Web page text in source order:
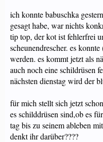
ich konnte babuschka
gesagt habe, war nichts
tip top, der kot ist fehlerfrei
scheunendrescher. es
werden. es kommt jetzt als
auch noch eine schildrüsen
nächsten dienstag wird der
für mich stellt sich jetzt
es schilddrüsen sind,ob es
tag bis zu seinem ableben
denkt ihr darüber????